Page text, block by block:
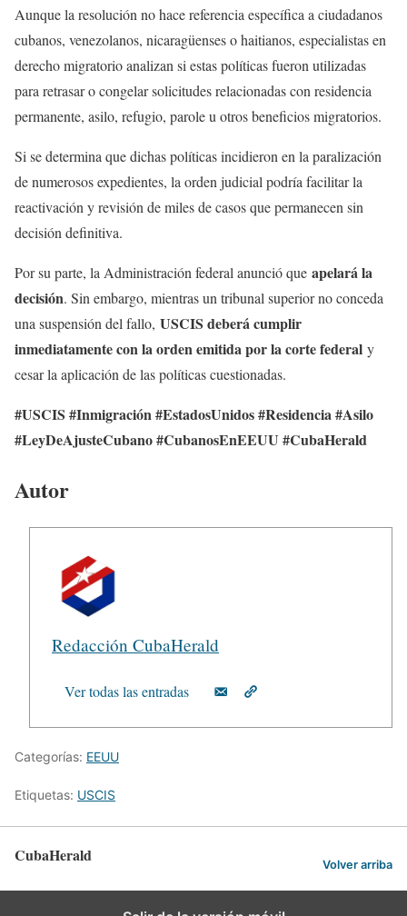
Aunque la resolución no hace referencia específica a ciudadanos
cubanos, venezolanos, nicaragüenses o haitianos, especialistas en
derecho migratorio analizan si estas políticas fueron utilizadas
para retrasar o congelar solicitudes relacionadas con residencia
permanente, asilo, refugio, parole u otros beneficios migratorios.
Si se determina que dichas políticas incidieron en la paralización
de numerosos expedientes, la orden judicial podría facilitar la
reactivación y revisión de miles de casos que permanecen sin
decisión definitiva.
Por su parte, la Administración federal anunció que apelará la
decisión. Sin embargo, mientras un tribunal superior no conceda
una suspensión del fallo, USCIS deberá cumplir
inmediatamente con la orden emitida por la corte federal y
cesar la aplicación de las políticas cuestionadas.
#USCIS #Inmigración #EstadosUnidos #Residencia #Asilo
#LeyDeAjusteCubano #CubanosEnEEUU #CubaHerald
Autor
Redacción CubaHerald
Ver todas las entradas
Categorías: EEUU
Etiquetas: USCIS
CubaHerald Volver arriba